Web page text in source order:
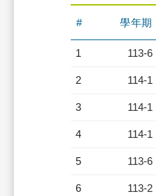
# 學年期
1 113-6
2 114-1
3 114-1
4 114-1
5 113-6
6 113-2